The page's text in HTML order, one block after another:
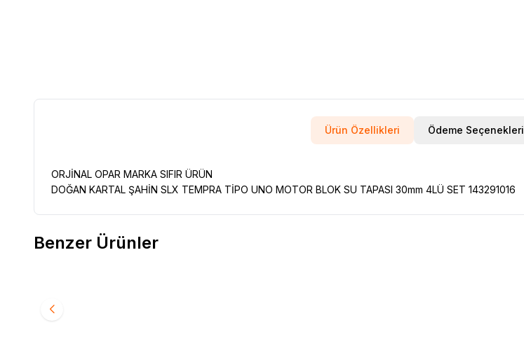
Ürün Özellikleri Ödeme Seçenekleri
ORJİNAL OPAR MARKA SIFIR ÜRÜN
DOĞAN KARTAL ŞAHİN SLX TEMPRA TİPO UNO MOTOR BLOK SU TAPASI 30mm 4LÜ SET 143291016
Benzer Ürünler
240,00